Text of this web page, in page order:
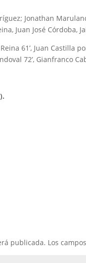
Jonathan
Juan José Córdoba,
61’, Juan Castilla
72’, Gianfranco
publicada. Los